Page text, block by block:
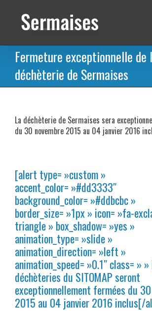
contenu
Fermeture exceptionnelle de
déchèterie de Sermaises
La déchèterie de Sermaises sera
du 30 novembre 2015 au 04 janvier 2016
[alert type= »custom »
accent_color= »#dd3333″
background_color= »#ddbcbc »
border_size= »1px » icon= »fa-
triangle » box_shadow= »yes »
animation_type= »slide »
animation_direction= »left »
animation_speed= »0.1″ class= »
déchèteries du SITOMAP seront
exceptionnellement fermées du
2015 au 04 janvier 2016 inclus[/